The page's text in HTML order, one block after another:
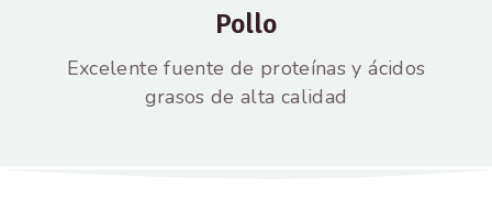
Pollo
Excelente fuente de proteínas y ácidos
grasos de alta calidad